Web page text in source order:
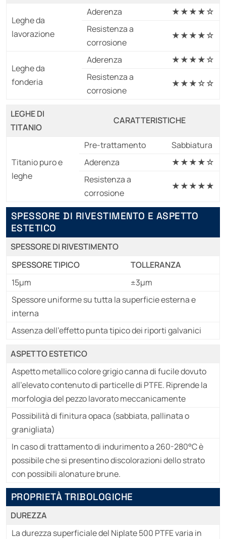
Leghe da
lavorazione
Aderenza
★★★★☆
Resistenza a
corrosione
★★★★☆
Leghe da
fonderia
Aderenza
★★★★☆
Resistenza a
corrosione
★★★☆☆
LEGHE DI
TITANIO
CARATTERISTICHE
Titanio puro e
leghe
Pre-trattamento
Sabbiatura
Aderenza
★★★★☆
Resistenza a
corrosione
★★★★★
SPESSORE DI RIVESTIMENTO E ASPETTO
ESTETICO
SPESSORE DI RIVESTIMENTO
SPESSORE TIPICO
TOLLERANZA
15µm
±3µm
Spessore uniforme su tutta la superficie esterna e
interna
Assenza dell'effetto punta tipico dei riporti galvanici
ASPETTO ESTETICO
Aspetto metallico colore grigio canna di fucile dovuto
all'elevato contenuto di particelle di PTFE. Riprende la
morfologia del pezzo lavorato meccanicamente
Possibilità di finitura opaca (sabbiata, pallinata o
granigliata)
In caso di trattamento di indurimento a 260-280°C è
possibile che si presentino discolorazioni dello strato
con possibili alonature brune.
PROPRIETÀ TRIBOLOGICHE
DUREZZA
La durezza superficiale del Niplate 500 PTFE varia in